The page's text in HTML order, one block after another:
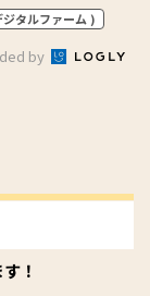
タルファーム )
by
！